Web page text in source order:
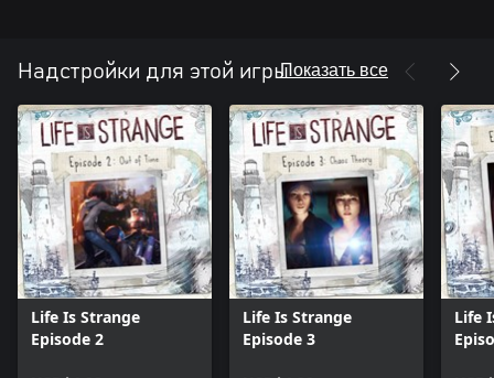
Надстройки для этой игрыПоказать все
Life Is Strange
Episode 2
Life Is Strange
Episode 3
Life